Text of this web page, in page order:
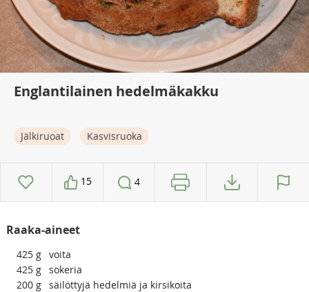
Englantilainen hedelmäkakku
Jälkiruoat Kasvisruoka
15 4
Raaka-aineet
425 g voita
425 g sokeria
200 g säilöttyjä hedelmiä ja kirsikoita